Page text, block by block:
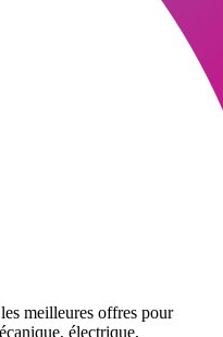
meilleures offres pour
électrique,